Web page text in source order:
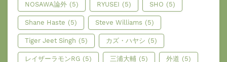
NOSAWA論外 (5) RYUSEI (5) SHO (5)
Shane Haste (5) Steve Williams (5)
Tiger Jeet Singh (5) カズ・ハヤシ (5)
レイザーラモンRG (5) 三浦大輔 (5) 外道 (5)